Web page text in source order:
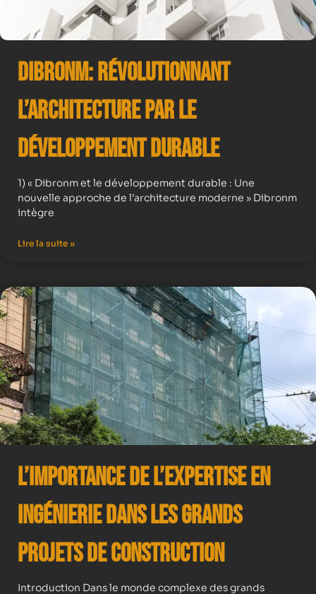
Dibronm: Révolutionnant
l’Architecture par le
Développement Durable
1) « Dibronm et le développement durable : Une
nouvelle approche de l’architecture moderne » Dibronm
intègre
Lire la suite »
L’importance de l’expertise en
ingénierie dans les grands
projets de construction
Introduction Dans le monde complexe des grands